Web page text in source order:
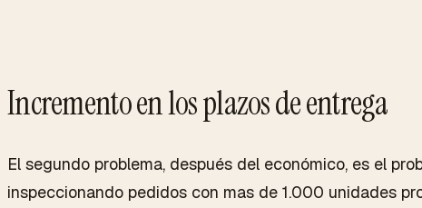
Incremento en los plazos de entrega
El segundo problema, después del económico, es el
inspeccionando pedidos con mas de 1.000 unidades